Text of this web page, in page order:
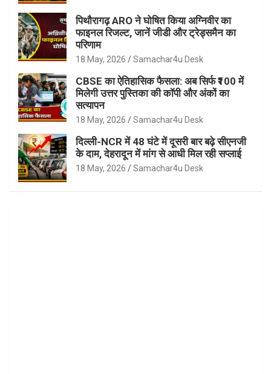
पिथौरागढ़ ARO ने घोषित किया अग्निवीर का
फाइनल रिजल्ट, जानें जीडी और ट्रेड्समैन का
परिणाम
18 May, 2026 Samachar4u Desk
CBSE का ऐतिहासिक फैसला: अब सिर्फ ₹100 में
मिलेगी उत्तर पुस्तिका की कॉपी और अंकों का
सत्यापन
18 May, 2026 Samachar4u Desk
दिल्ली-NCR में 48 घंटे में दूसरी बार बढ़े सीएनजी
के दाम, देहरादून में मांग से आधी मिल रही सप्लाई
18 May, 2026 Samachar4u Desk